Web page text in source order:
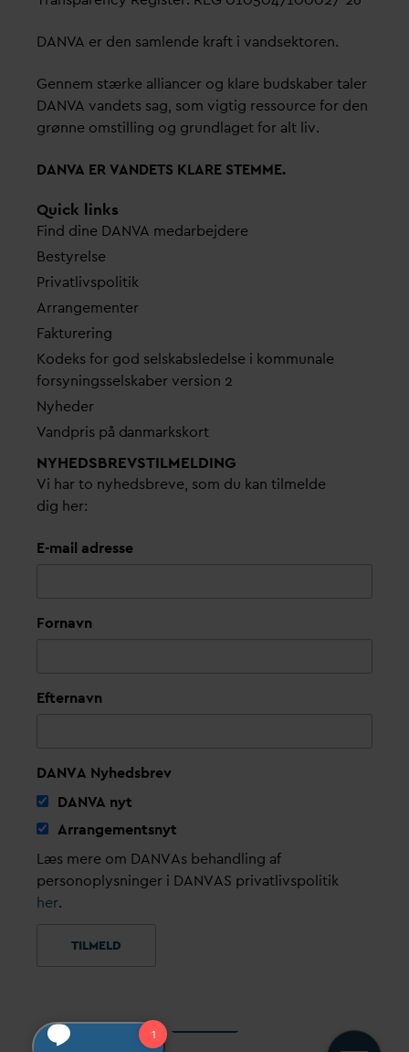
DANVA er den samlende kraft i vandsektoren.
Gennem stærke alliancer og klare budskaber taler
DANVA vandets sag, som vigtig ressource for den
grønne omstilling og grundlaget for alt liv.
DANVA ERVANDETS KLARE STEMME.
Quick links
Find dine DANVA medarbejdere
Bestyrelse
Privatlivspolitik
Arrangementer
Fakturering
Kodeks for god selskabsledelse i kommunale
forsyningsselskaber version 2
Nyheder
Vandpris på danmarkskort
NYHEDSBREVS­TILMELDING
Vi har to nyhedsbreve, som du kan tilmelde
dig her:
E-mail adresse
Fornavn
Efternavn
DANVA Nyhedsbrev
DANVA nyt
Arrangementsnyt
Læs mere om DANVAs behandling af
personoplysninger i DANVAS privatlivspolitik
her.